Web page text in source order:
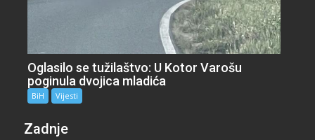
Oglasilo se tužilaštvo: U Kotor Varošu
poginula dvojica mladića
BiH Vijesti
Zadnje